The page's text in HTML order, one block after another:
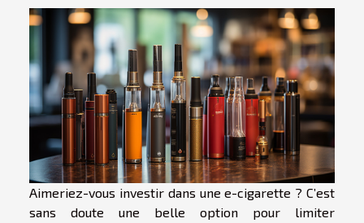
Aimeriez-vous investir dans une e-cigarette ? C’est
sans doute une belle option pour limiter